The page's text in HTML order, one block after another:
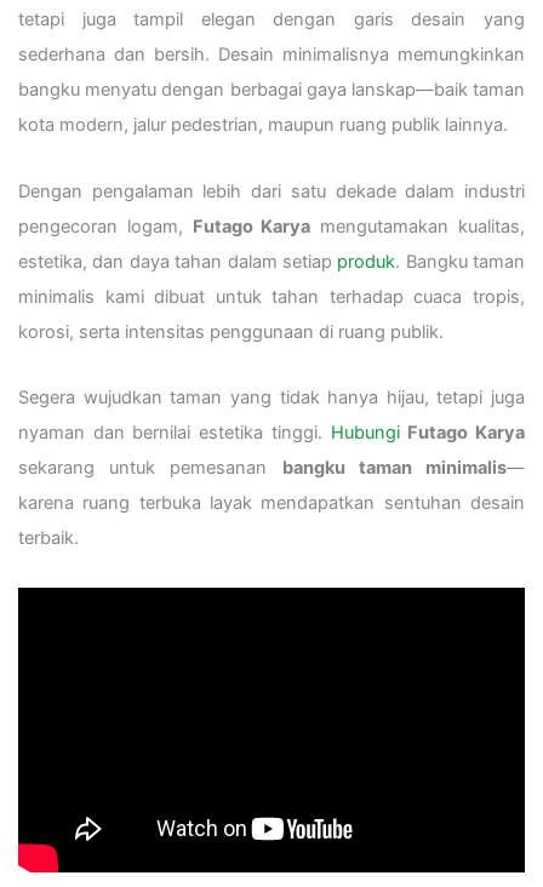
tetapi juga tampil elegan dengan garis desain yang
sederhana dan bersih. Desain minimalisnya memungkinkan
bangku menyatu dengan berbagai gaya lanskap—baik taman
kota modern, jalur pedestrian, maupun ruang publik lainnya.
Dengan pengalaman lebih dari satu dekade dalam industri
pengecoran logam, Futago Karya mengutamakan kualitas,
estetika, dan daya tahan dalam setiap produk. Bangku taman
minimalis kami dibuat untuk tahan terhadap cuaca tropis,
korosi, serta intensitas penggunaan di ruang publik.
Segera wujudkan taman yang tidak hanya hijau, tetapi juga
nyaman dan bernilai estetika tinggi. Hubungi Futago Karya
sekarang untuk pemesanan bangku taman minimalis—
karena ruang terbuka layak mendapatkan sentuhan desain
terbaik.